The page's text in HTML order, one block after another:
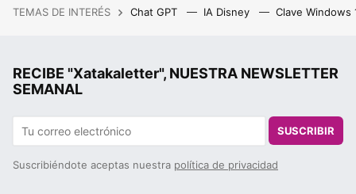
TEMAS DE INTERÉS Chat GPT IA Disney Clave Windows
RECIBE "Xatakaletter", NUESTRA NEWSLETTER
SEMANAL
SUSCRIBIR
Suscribiéndote aceptas nuestra política de privacidad